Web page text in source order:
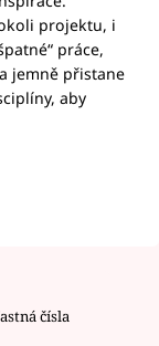
projektu, i
práce,
jemně přistane
aby
čísla